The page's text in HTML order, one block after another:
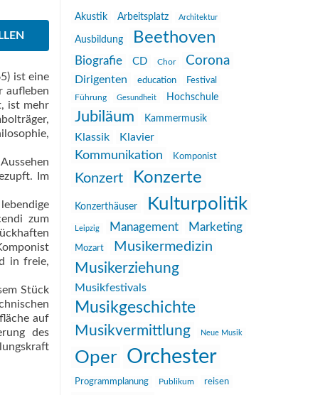
ist eine
aufleben
ist mehr
Im
zum
in freie,
Stück
auf
des
Akustik Arbeitsplatz Architektur
Ausbildung Beethoven
Biografie CD Chor Corona
Dirigenten education
Festival
Führung
Gesundheit Hochschule
Jubiläum Kammermusik
Klassik Klavier
Kommunikation Komponist
Konzert Konzerte
Konzerthäuser Kulturpolitik
Leipzig Management Marketing
Mozart Musikermedizin
Musikerziehung
Musikfestivals
Musikgeschichte
Musikvermittlung Neue Musik
Oper Orchester
Programmplanung Publikum reisen